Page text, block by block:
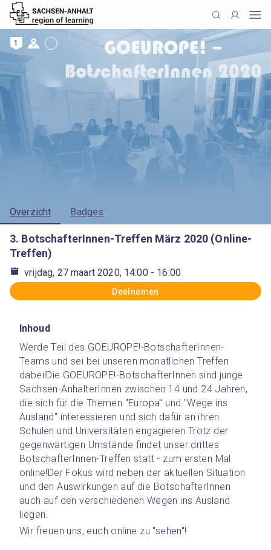
1
Overzicht Badges
3. BotschafterInnen-Treffen März 2020 (Online-
Treffen)
vrijdag, 27 maart 2020, 14:00- 16:00
Deelnemen
Inhoud
Werde Teil des GOEUROPE!-BotschafterInnen-
Teams und sei bei unseren monatlichen Treffen
dabei!Die GOEUROPE!-BotschafterInnen sind junge
Sachsen-AnhalterInnen zwischen 14 und 24 Jahren,
die sich für die Themen "Europa" und "Wege ins
Ausland" interessieren und sich dafür an ihren
Schulen und Universitäten engagieren.Trotz der
gegenwärtigen Umstände findet unser drittes
BotschafterInnen-Treffen statt - zum ersten Mal
online!Der Fokus wird neben der aktuellen Situation
und den Auswirkungen auf die BotschafterInnen
auch auf den verschiedenen Wegen ins Ausland
liegen.
Wir freuen uns, euch online zu "sehen"!